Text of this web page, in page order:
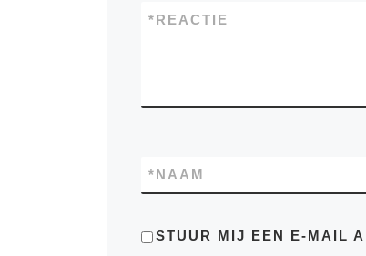
REACTIE
*
NAAM
*
STUUR MIJ EEN E-MAIL